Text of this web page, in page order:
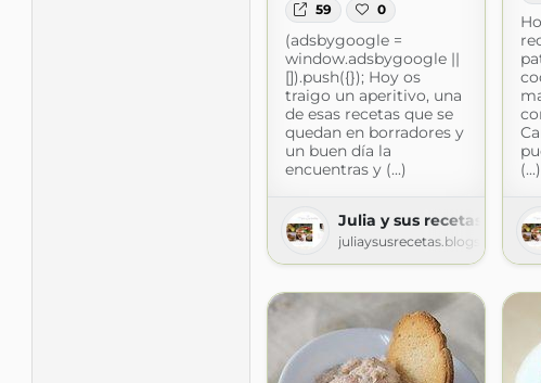
(...)
59 0
(adsbygoogle =
window.adsbygoogle ||
[]).push({}); Hoy os
traigo un aperitivo, una
de esas recetas que se
quedan en borradores y
un buen día la
encuentras y (...)
Julia y sus recetas
juliaysusrecetas.blogspot.com